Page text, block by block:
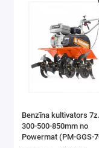
Benzīna kultivators
300-500-850mm no
Powermat (PM-GGS-